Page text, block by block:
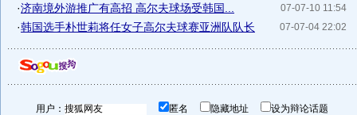
07-07-10 11:54
·济南境外游推广有高招 高尔夫球场受韩国...
07-07-04 22:02
·韩国选手朴世莉将任女子高尔夫球赛亚洲队队长
用户： 匿名 隐藏地址 设为辩论话题